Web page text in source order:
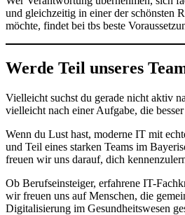
und gleichzeitig in einer der schönsten
möchte, findet bei tbs beste
Werde Teil unseres
Vielleicht suchst du gerade nicht aktiv
vielleicht nach einer Aufgabe, die
Wenn du Lust hast, moderne IT mit
und Teil eines starken Teams im
freuen wir uns darauf, dich
Ob Berufseinsteiger, erfahrene IT-
wir freuen uns auf Menschen, die
Digitalisierung im Gesundheitswesen